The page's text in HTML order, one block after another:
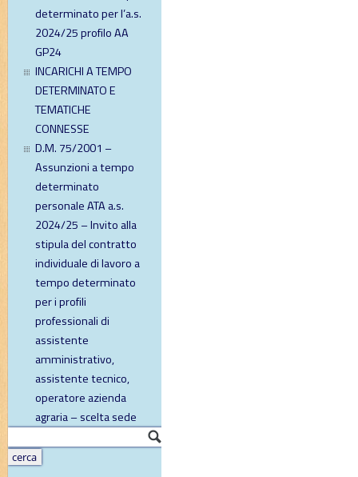
determinato per l’a.s.
2024/25 profilo AA
GP24
INCARICHI A TEMPO
DETERMINATO E
TEMATICHE
CONNESSE
D.M. 75/2001 –
Assunzioni a tempo
determinato
personale ATA a.s.
2024/25 – Invito alla
stipula del contratto
individuale di lavoro a
tempo determinato
per i profili
professionali di
assistente
amministrativo,
assistente tecnico,
operatore azienda
agraria – scelta sede